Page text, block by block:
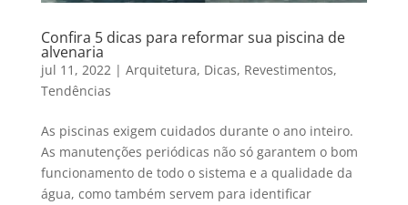
Confira 5 dicas para reformar sua piscina de
alvenaria
jul 11, 2022| Arquitetura, Dicas, Revestimentos,
Tendências
As piscinas exigem cuidados durante o ano inteiro.
As manutenções periódicas não só garantem o bom
funcionamento de todo o sistema e a qualidade da
água, como também servem para identificar